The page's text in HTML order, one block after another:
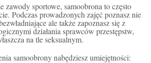
zawody sportowe, samoobrona to często
Podczas prowadzonych zajęć poznasz nie
ale także zapoznasz się z
działania sprawców przestępstw,
na tle seksualnym.
samoobrony nabędziesz umiejętności: